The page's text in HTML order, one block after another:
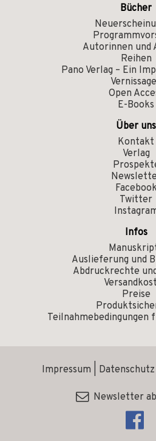
Bücher
Autorinnen und
Reihen
Pano Verlag – Ein
Open
E-Books
Über uns
Kontakt
Verlag
Twitter
Infos
Auslieferung und
Abdruckrechte
Preise
Teilnahmebedingungen
Impressum Datenschutz
Newsletter